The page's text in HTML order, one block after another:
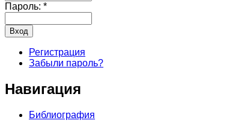
Пароль: *
Регистрация
Забыли пароль?
Навигация
Библиография